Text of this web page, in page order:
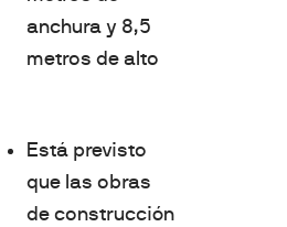
anchura y 8,5
metros de alto
Está previsto
que las obras
de construcción